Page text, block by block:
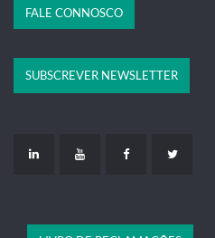
FALE CONNOSCO
SUBSCREVER NEWSLETTER